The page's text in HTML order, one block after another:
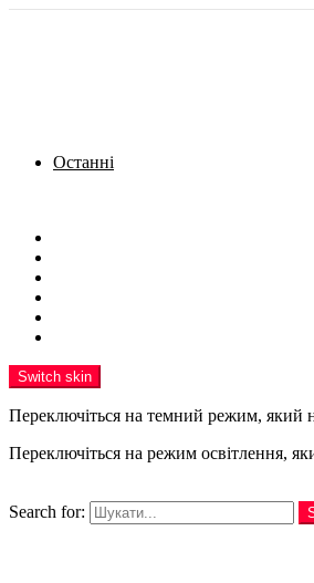
Останні
Switch skin
Переключіться на темний режим, який
Переключіться на режим освітлення,
Search for: